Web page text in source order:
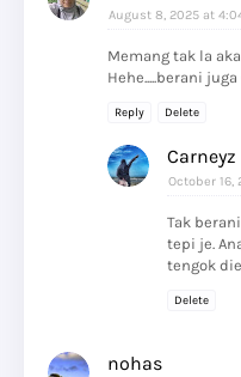
August 8, 2025 at
Memang tak la
Hehe.....berani juga
Reply Delete
Carneyz
October 16,
Tak
tepi je.
tengok
Delete
nohas